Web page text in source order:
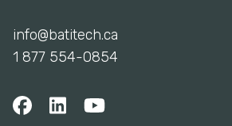
info@batitech.ca
1 877 554-0854